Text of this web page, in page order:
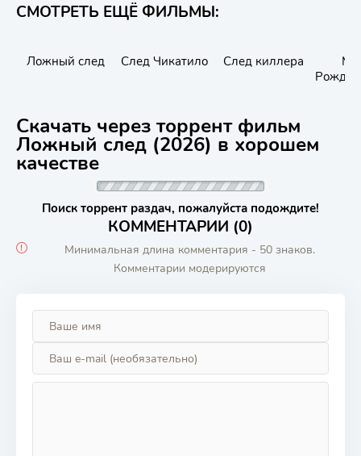
СМОТРЕТЬ ЕЩЁ ФИЛЬМЫ:
Ложный след След Чикатило След киллера
Скачать через торрент фильм
Ложный след (2026) в хорошем
качестве
Поиск торрент раздач, пожалуйста подождите!
КОММЕНТАРИИ (0)
Минимальная длина комментария - 50 знаков.
Комментарии модерируются